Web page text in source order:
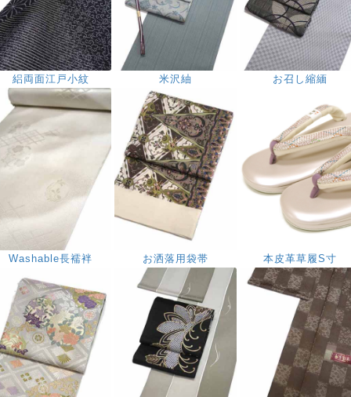
絽両面江戸小紋 米沢紬 お召し縮緬
Washable長襦袢 お洒落用袋帯 本皮革草履S寸